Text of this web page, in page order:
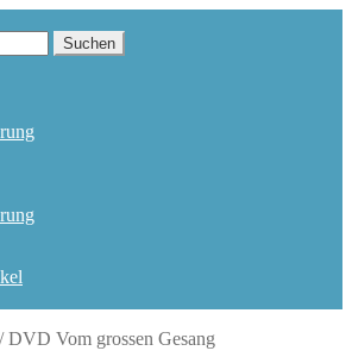
Suchen
/DVD Vom grossen Gesang